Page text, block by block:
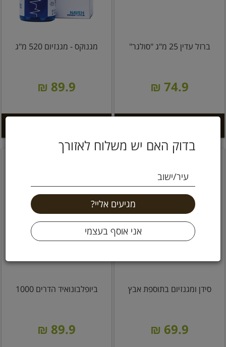
בדוק האם יש משלוח לאזורך
עיר/ישוב
ברזל עדין 25 מ"ג "סולגר"
74.9 ₪
מגנוקס - מגנזיום 520 מ"ג
89.9 ₪
סידן ומגנזיום בתוספת אבץ
69.9 ₪
ביופלבונואיד הדרים 1000
89.9 ₪